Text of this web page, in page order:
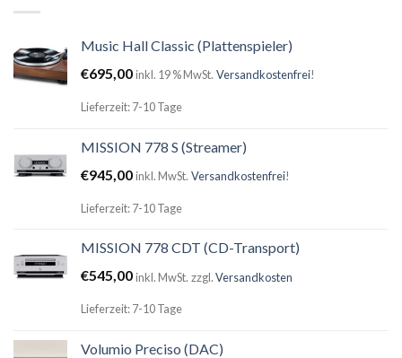
Music Hall Classic (Plattenspieler)
€695,00inkl. 19 % MwSt. Versandkostenfrei!
Lieferzeit: 7-10 Tage
MISSION 778 S (Streamer)
€945,00inkl. MwSt. Versandkostenfrei!
Lieferzeit: 7-10 Tage
MISSION 778 CDT (CD-Transport)
€545,00inkl. MwSt. zzgl.Versandkosten
Lieferzeit: 7-10 Tage
Volumio Preciso (DAC)